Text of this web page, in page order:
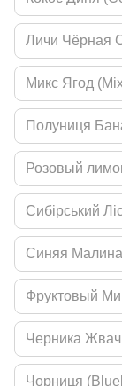
Личи Чёрная
Микс Ягод
Полуниця
Розовый
Сибірський
Синяя
Фруктовый
Черника
Чорниця